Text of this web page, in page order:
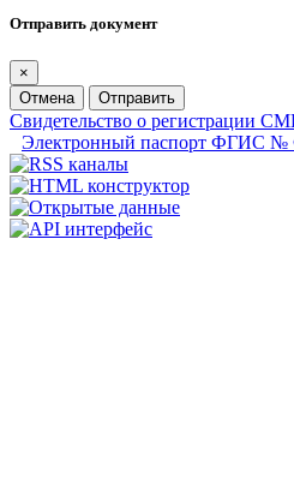
Отправить документ
×
Отмена
Отправить
Свидетельство о регистрации
Электронный паспорт ФГИС №